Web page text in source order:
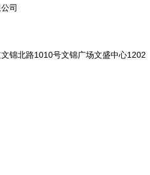
司
锦北路1010号文锦广场文盛中心1202